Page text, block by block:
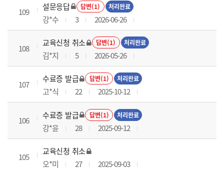
109
설문응답 답변(1) 처리완료
강*수 3 2026-06-26
108
교육신청 취소 답변(1) 처리완료
김*지 5 2026-05-26
107
수료증 발급 답변(1) 처리완료
고*식 22 2025-10-12
106
수료증 발급 답변(1) 처리완료
강*윤 28 2025-09-12
105
교육신청 취소
오*미
27 2025-09-03